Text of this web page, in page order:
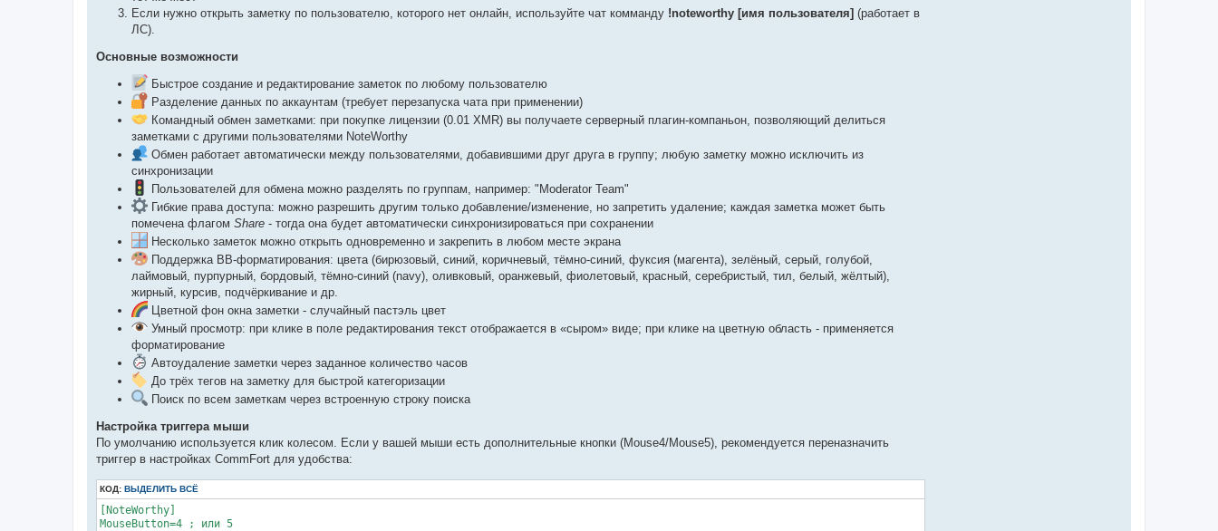
Если нужно открыть заметку по пользователю, которого нет онлайн, используйте чат комманду !noteworthy [имя пользователя] (работает в
ЛС).
Основные возможности
Быстрое создание и редактирование заметок по любому пользователю
Разделение данных по аккаунтам (требует перезапуска чата при применении)
Командный обмен заметками: при покупке лицензии (0.01 XMR) вы получаете серверный плагин-компаньон, позволяющий делиться
заметками с другими пользователями NoteWorthy
Обмен работает автоматически между пользователями, добавившими друг друга в группу; любую заметку можно исключить из
синхронизации
Пользователей для обмена можно разделять по группам, например: "Moderator Team"
Гибкие права доступа: можно разрешить другим только добавление/изменение, но запретить удаление; каждая заметка может быть
помечена флагом Share - тогда она будет автоматически синхронизироваться при сохранении
Несколько заметок можно открыть одновременно и закрепить в любом месте экрана
Поддержка BB-форматирования: цвета (бирюзовый, синий, коричневый, тёмно-синий, фуксия (магента), зелёный, серый, голубой,
лаймовый, пурпурный, бордовый, тёмно-синий (navy), оливковый, оранжевый, фиолетовый, красный, серебристый, тил, белый, жёлтый),
жирный, курсив, подчёркивание и др.
Цветной фон окна заметки - случайный пастэль цвет
Умный просмотр: при клике в поле редактирования текст отображается в «сыром» виде; при клике на цветную область - применяется
форматирование
Автоудаление заметки через заданное количество часов
До трёх тегов на заметку для быстрой категоризации
Поиск по всем заметкам через встроенную строку поиска
Настройка триггера мыши
По умолчанию используется клик колесом. Если у вашей мыши есть дополнительные кнопки (Mouse4/Mouse5), рекомендуется переназначить
триггер в настройках CommFort для удобства:
КОД: ВЫДЕЛИТЬ ВСЁ
[NoteWorthy]
MouseButton=4 ; или 5